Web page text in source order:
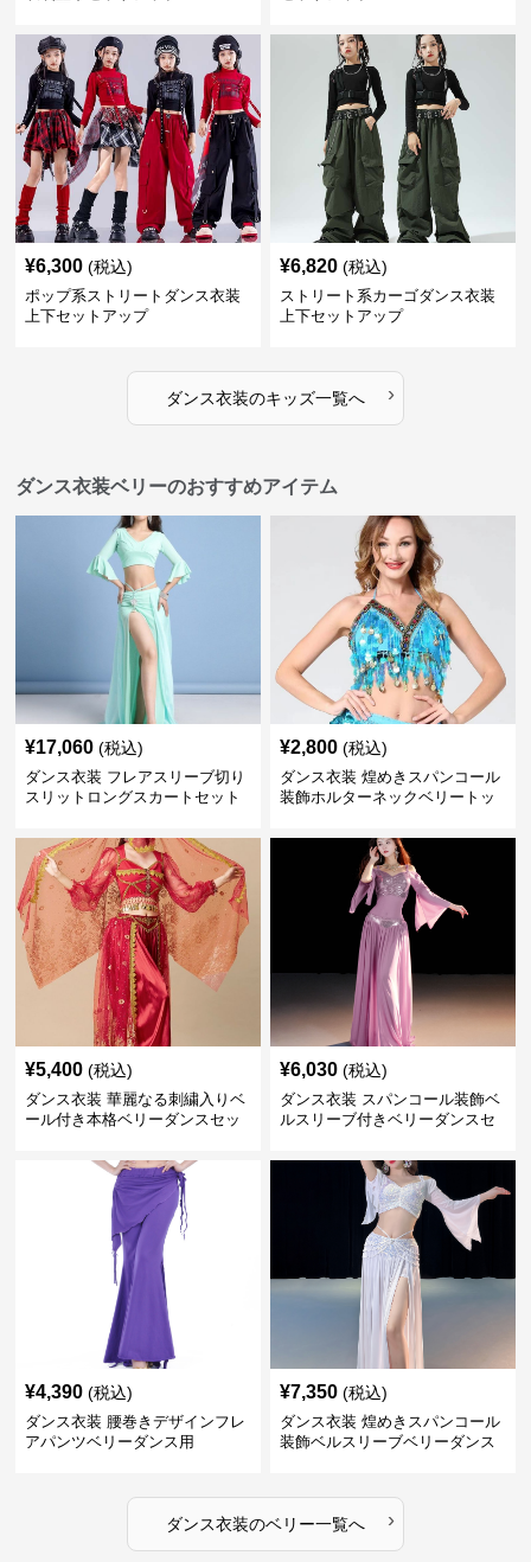
¥6,300 (税込)
ポップ系ストリートダンス衣装
上下セットアップ
¥6,820 (税込)
ストリート系カーゴダンス衣装
上下セットアップ
ダンス衣装のキッズ一覧へ ›
ダンス衣装ベリーのおすすめアイテム
¥17,060 (税込)
ダンス衣装 フレアスリーブ切り
スリットロングスカートセット
¥2,800 (税込)
ダンス衣装 煌めきスパンコール
装飾ホルターネックベリートッ
¥5,400 (税込)
ダンス衣装 華麗なる刺繍入りベ
ール付き本格ベリーダンスセッ
¥6,030 (税込)
ダンス衣装 スパンコール装飾ベ
ルスリーブ付きベリーダンスセ
¥4,390 (税込)
ダンス衣装 腰巻きデザインフレ
アパンツベリーダンス用
¥7,350 (税込)
ダンス衣装 煌めきスパンコール
装飾ベルスリーブベリーダンス
ダンス衣装のベリー一覧へ ›